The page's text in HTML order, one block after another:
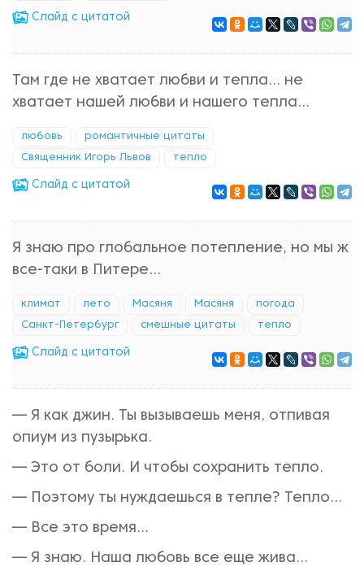
Cлайд с цитатой
Там где не хватает любви и тепла... не
хватает нашей любви и нашего тепла...
любовь романтичные цитаты
Священник Игорь Львов тепло
Cлайд с цитатой
Я знаю про глобальное потепление, но мы ж
все-таки в Питере...
климат лето Масяня Масяня погода
Санкт-Петербург смешные цитаты тепло
Cлайд с цитатой
— Я как джин. Ты вызываешь меня, отпивая
опиум из пузырька.
— Это от боли. И чтобы сохранить тепло.
— Поэтому ты нуждаешься в тепле? Тепло...
— Все это время...
— Я знаю. Наша любовь все еще жива...